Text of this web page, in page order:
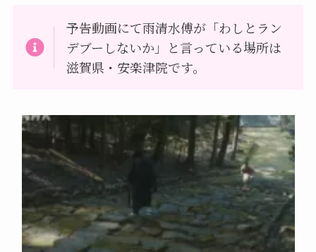
予告動画にて雨清水傅が「わしとラン
デブーしないか」と言っている場所は
滋賀県・安楽津院です。